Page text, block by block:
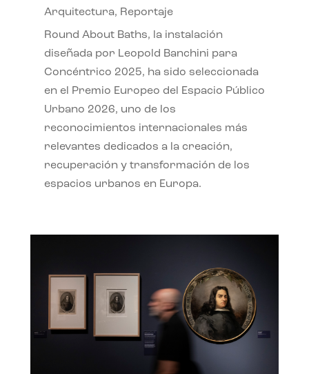
Arquitectura, Reportaje
Round About Baths, la instalación
diseñada por Leopold Banchini para
Concéntrico 2025, ha sido seleccionada
en el Premio Europeo del Espacio Público
Urbano 2026, uno de los
reconocimientos internacionales más
relevantes dedicados a la creación,
recuperación y transformación de los
espacios urbanos en Europa.